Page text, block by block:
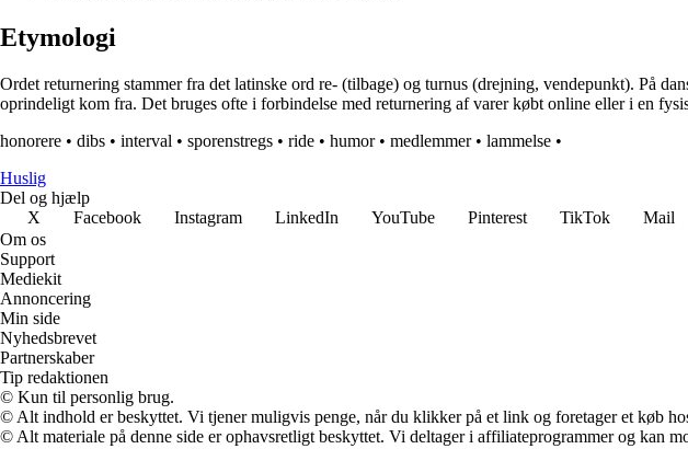
Etymologi
Ordet returnering stammer fra det latinske ord re- (tilbage) og turnus (drejning, vendepunkt). På
oprindeligt kom fra. Det bruges ofte i forbindelse med returnering af varer købt online eller i en
honorere • dibs • interval • sporenstregs • ride • humor• medlemmer• lammelse •
Huslig
Del og hjælp
X
Facebook Instagram LinkedIn YouTube Pinterest TikTok Mail
Om os
Support
Mediekit
Annoncering
Min side
Nyhedsbrevet
Partnerskaber
Tip redaktionen
© Kun til personlig brug.
© Alt indhold er beskyttet. Vi tjener muligvis penge, når du klikker på et link og foretager et køb
© Alt materiale på denne side er ophavsretligt beskyttet. Vi deltager i affiliateprogrammer og kan